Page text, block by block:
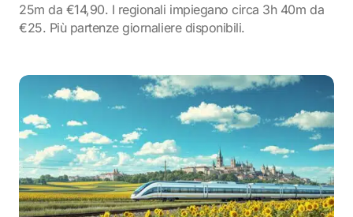
25m da €14,90. I regionali impiegano circa 3h 40m da
€25. Più partenze giornaliere disponibili.